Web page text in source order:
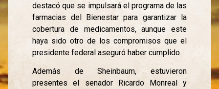
destacó que se impulsará el programa de las
farmacias del Bienestar para garantizar la
cobertura de medicamentos, aunque este
haya sido otro de los compromisos que el
presidente federal aseguró haber cumplido.
Además de Sheinbaum, estuvieron
presentes el senador Ricardo Monreal y